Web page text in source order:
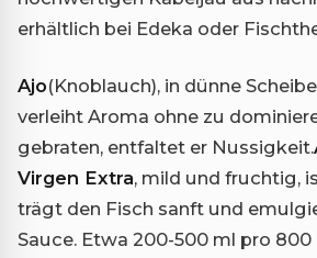
erhältlich bei Edeka oder
Ajo(Knoblauch), in dünne
verleiht Aroma ohne zu
gebraten, entfaltet er Nussigkeit.
Virgen Extra, mild und fruchtig,
trägt den Fisch sanft und
Sauce. Etwa 200-500 ml pro